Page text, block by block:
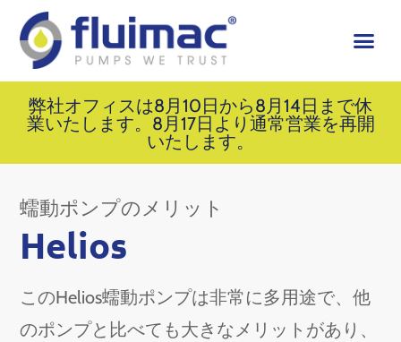
弊社オフィスは8月10日から8月14日まで休
業いたします。8月17日より通常営業を再開
いたします。
蠕動ポンプのメリット
Helios
このHelios蠕動ポンプは非常に多用途で、他
のポンプと比べても大きなメリットがあり、